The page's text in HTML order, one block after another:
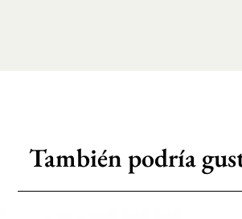
También podría